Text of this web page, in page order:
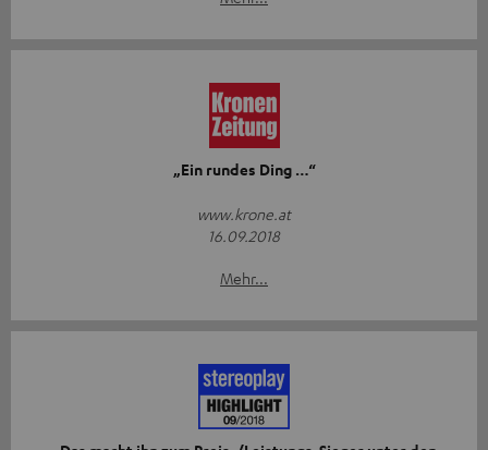
„Ein rundes Ding …“
www.krone.at
16.09.2018
Mehr...